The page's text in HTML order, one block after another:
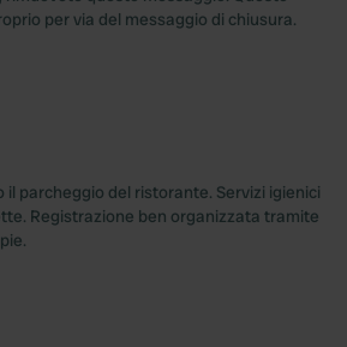
per via del messaggio di chiusura.
parcheggio del ristorante. Servizi igienici
Registrazione ben organizzata tramite